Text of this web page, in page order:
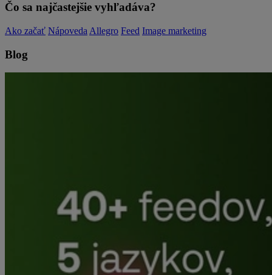
Čo sa najčastejšie vyhľadáva?
Ako začať Nápoveda Allegro Feed Image marketing
Blog